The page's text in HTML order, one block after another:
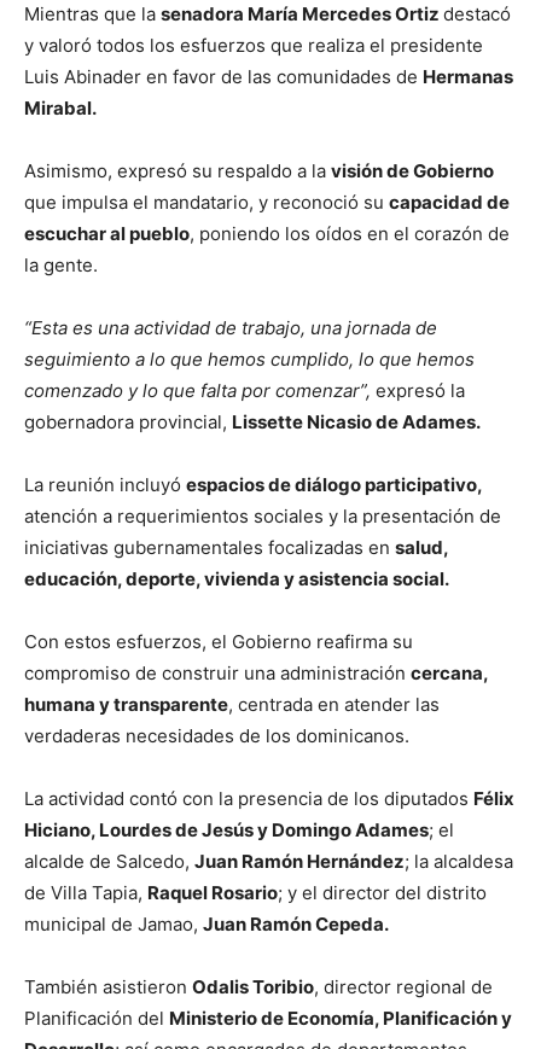
Mientras que la senadora María Mercedes Ortiz destacó
y valoró todos los esfuerzos que realiza el presidente
Luis Abinader en favor de las comunidades de Hermanas
Mirabal.
Asimismo, expresó su respaldo a la visión de Gobierno
que impulsa el mandatario, y reconoció su capacidad de
escuchar al pueblo, poniendo los oídos en el corazón de
la gente.
“Esta es una actividad de trabajo, una jornada de
seguimiento a lo que hemos cumplido, lo que hemos
comenzado y lo que falta por comenzar”, expresó la
gobernadora provincial, Lissette Nicasio de Adames.
La reunión incluyó espacios de diálogo participativo,
atención a requerimientos sociales y la presentación de
iniciativas gubernamentales focalizadas en salud,
educación, deporte, vivienda y asistencia social.
Con estos esfuerzos, el Gobierno reafirma su
compromiso de construir una administración cercana,
humana y transparente, centrada en atender las
verdaderas necesidades de los dominicanos.
La actividad contó con la presencia de los diputados Félix
Hiciano, Lourdes de Jesús y Domingo Adames; el
alcalde de Salcedo, Juan Ramón Hernández; la alcaldesa
de Villa Tapia, Raquel Rosario; y el director del distrito
municipal de Jamao, Juan Ramón Cepeda.
También asistieron Odalis Toribio, director regional de
Planificación del Ministerio de Economía, Planificación y